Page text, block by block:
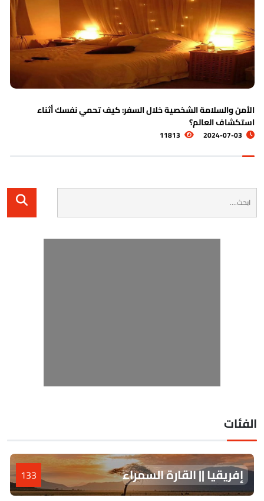
والسلامة الشخصية خلال السفر: كيف تحمي نفسك أثناء
العالم؟
2024-07-03
11813
إفريقيا || القارة السمراء 133